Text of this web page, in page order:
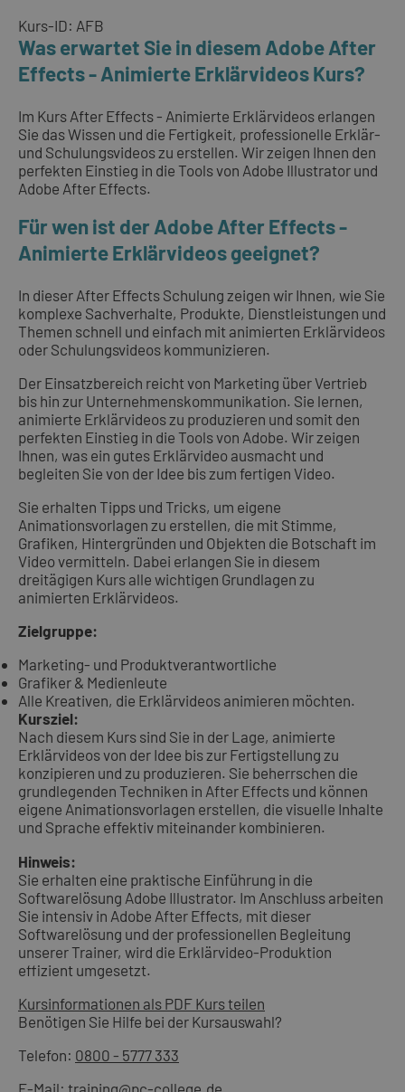
Kurs-ID: AFB
Was erwartet Sie in diesem Adobe After
Effects - Animierte Erklärvideos Kurs?
Im Kurs After Effects - Animierte Erklärvideos erlangen
Sie das Wissen und die Fertigkeit, professionelle Erklär-
und Schulungsvideos zu erstellen. Wir zeigen Ihnen den
perfekten Einstieg in die Tools von Adobe Illustrator und
Adobe After Effects.
Für wen ist der Adobe After Effects -
Animierte Erklärvideos geeignet?
In dieser After Effects Schulung zeigen wir Ihnen, wie Sie
komplexe Sachverhalte, Produkte, Dienstleistungen und
Themen schnell und einfach mit animierten Erklärvideos
oder Schulungsvideos kommunizieren.
Der Einsatzbereich reicht von Marketing über Vertrieb
bis hin zur Unternehmenskommunikation. Sie lernen,
animierte Erklärvideos zu produzieren und somit den
perfekten Einstieg in die Tools von Adobe. Wir zeigen
Ihnen, was ein gutes Erklärvideo ausmacht und
begleiten Sie von der Idee bis zum fertigen Video.
Sie erhalten Tipps und Tricks, um eigene
Animationsvorlagen zu erstellen, die mit Stimme,
Grafiken, Hintergründen und Objekten die Botschaft im
Video vermitteln. Dabei erlangen Sie in diesem
dreitägigen Kurs alle wichtigen Grundlagen zu
animierten Erklärvideos.
Zielgruppe:
Marketing- und Produktverantwortliche
Grafiker & Medienleute
Alle Kreativen, die Erklärvideos animieren möchten.
Kursziel:
Nach diesem Kurs sind Sie in der Lage, animierte
Erklärvideos von der Idee bis zur Fertigstellung zu
konzipieren und zu produzieren. Sie beherrschen die
grundlegenden Techniken in After Effects und können
eigene Animationsvorlagen erstellen, die visuelle Inhalte
und Sprache effektiv miteinander kombinieren.
Hinweis:
Sie erhalten eine praktische Einführung in die
Softwarelösung Adobe Illustrator. Im Anschluss arbeiten
Sie intensiv in Adobe After Effects, mit dieser
Softwarelösung und der professionellen Begleitung
unserer Trainer, wird die Erklärvideo-Produktion
effizient umgesetzt.
Kursinformationen als PDF Kurs teilen
Benötigen Sie Hilfe bei der Kursauswahl?
Telefon: 0800 - 5777 333
E-Mail: training@pc-college.de